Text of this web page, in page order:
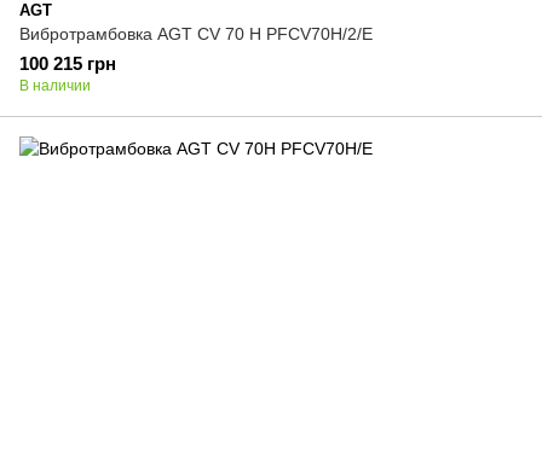
AGT
Вибротрамбовка AGT СV 70 H PFCV70H/2/E
100 215 грн
В наличии